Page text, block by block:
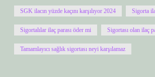
SGK ilacın yüzde kaçını karşılıyor 2024 Sigorta
Sigortalılar ilaç parası öder mi Sigortası olan ilaç
Tamamlayıcı sağlık sigortası neyi karşılamaz